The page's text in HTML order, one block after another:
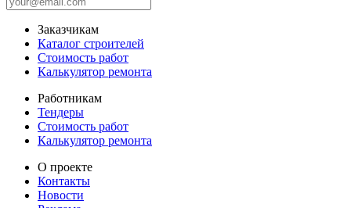
Заказчикам
Каталог строителей
Стоимость работ
Калькулятор ремонта
Работникам
Тендеры
Стоимость работ
Калькулятор ремонта
О проекте
Контакты
Новости